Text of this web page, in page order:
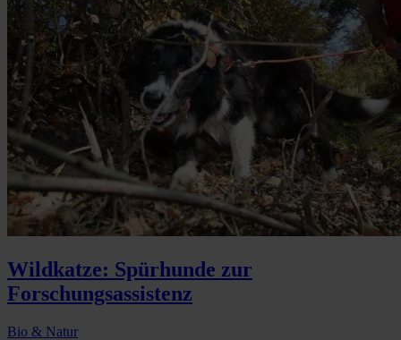
Wildkatze: Spürhunde zur
Forschungsassistenz
Bio & Natur